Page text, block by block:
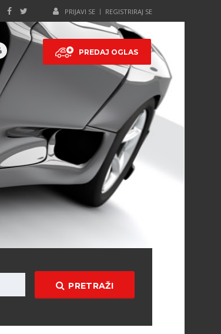
PRIJAVI SE REGISTRIRAJ SE
PREDAJ OGLAS
PRETRAŽI